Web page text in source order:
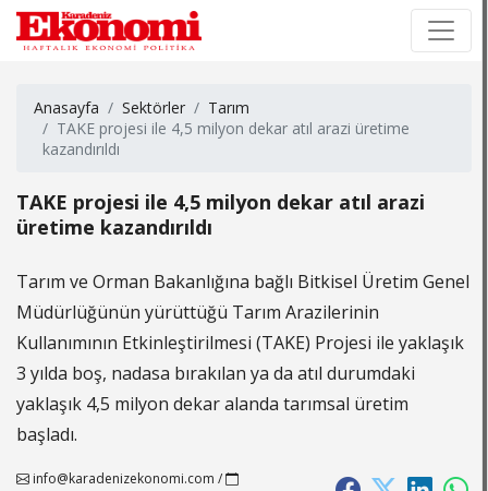
Anasayfa Sektörler
Tarım
TAKE projesi ile 4,5 milyon dekar atıl arazi üretime
kazandırıldı
TAKE projesi ile 4,5 milyon dekar atıl arazi
üretime kazandırıldı
Tarım ve Orman Bakanlığına bağlı Bitkisel Üretim Genel
Müdürlüğünün yürüttüğü Tarım Arazilerinin
Kullanımının Etkinleştirilmesi (TAKE) Projesi ile yaklaşık
3 yılda boş, nadasa bırakılan ya da atıl durumdaki
yaklaşık 4,5 milyon dekar alanda tarımsal üretim
başladı.
info@karadenizekonomi.com /
×
×